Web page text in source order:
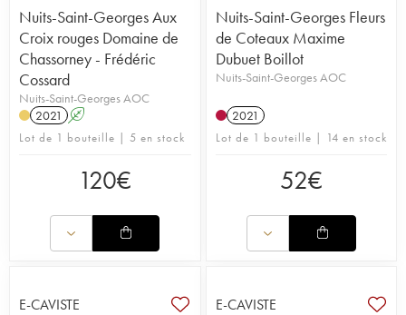
Nuits-Saint-Georges Aux
Croix rouges Domaine de
Chassorney - Frédéric
Cossard
Nuits-Saint-Georges AOC
2021
A
Lot de 1 bouteille | 5 en stock
120€
Nuits-Saint-Georges Fleurs
de Coteaux Maxime
Dubuet Boillot
Nuits-Saint-Georges AOC
2021
Lot de 1 bouteille | 14 en stock
52€
E-CAVISTE E-CAVISTE